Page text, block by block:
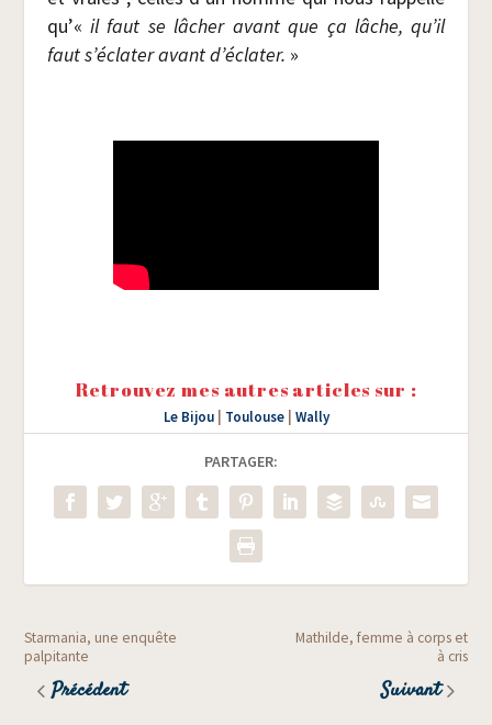
qu’« il faut se lâcher avant que ça lâche, qu’il
faut s’éclater avant d’éclater. »
Retrouvez mes autres articles sur :
Le Bijou| Toulouse| Wally
PARTAGER:
Starmania, une enquête
palpitante
Précédent
Mathilde, femme à corps et
à cris
Suivant